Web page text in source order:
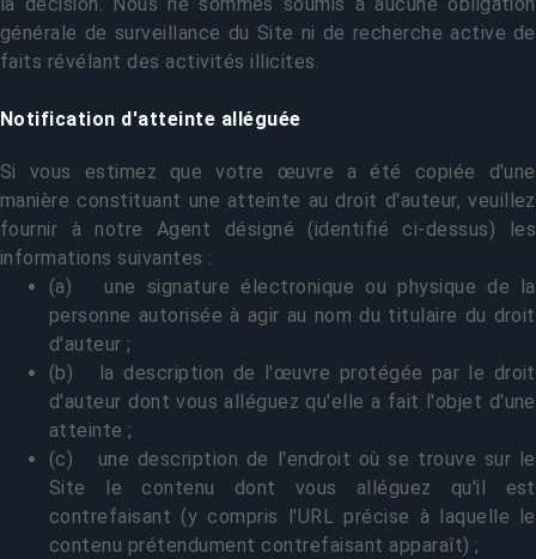
générale de surveillance du Site ni de recherche active de
faits révélant des activités illicites.
Notification d'atteinte alléguée
Si vous estimez que votre œuvre a été copiée d'une
manière constituant une atteinte au droit d'auteur, veuillez
fournir à notre Agent désigné (identifié ci-dessus) les
informations suivantes :
(a) une signature électronique ou physique de la
personne autorisée à agir au nom du titulaire du droit
d'auteur ;
(b) la description de l'œuvre protégée par le droit
d'auteur dont vous alléguez qu'elle a fait l'objet d'une
atteinte ;
(c) une description de l'endroit où se trouve sur le
Site le contenu dont vous alléguez qu'il est
contrefaisant (y compris l'URL précise à laquelle le
contenu prétendument contrefaisant apparaît) ;